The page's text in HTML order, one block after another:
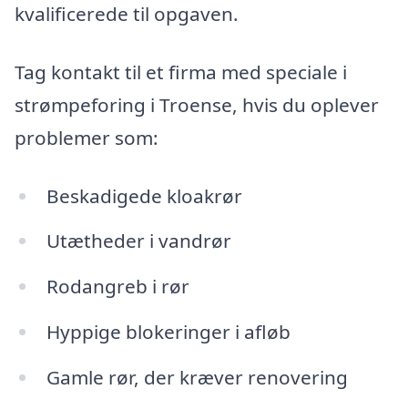
kvalificerede til opgaven.
Tag kontakt til et firma med speciale i
strømpeforing i Troense, hvis du oplever
problemer som:
Beskadigede kloakrør
Utætheder i vandrør
Rodangreb i rør
Hyppige blokeringer i afløb
Gamle rør, der kræver renovering